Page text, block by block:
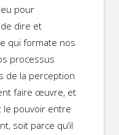
pour
dire et
qui formate nos
processus
de la perception
faire œuvre, et
le pouvoir entre
soit parce qu’il